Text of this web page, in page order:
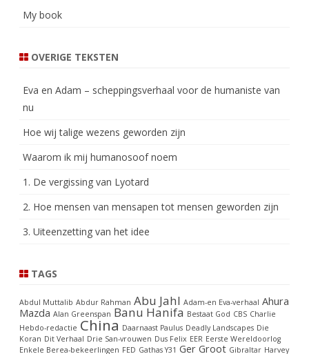
My book
OVERIGE TEKSTEN
Eva en Adam – scheppingsverhaal voor de humaniste van
nu
Hoe wij talige wezens geworden zijn
Waarom ik mij humanosoof noem
1. De vergissing van Lyotard
2. Hoe mensen van mensapen tot mensen geworden zijn
3. Uiteenzetting van het idee
TAGS
Abdul Muttalib Abdur Rahman Abu Jahl Adam-en Eva-verhaal Ahura
Mazda Alan Greenspan Banu Hanifa Bestaat God CBS Charlie
Hebdo-redactie China Daarnaast Paulus Deadly Landscapes Die
Koran Dit Verhaal Drie San-vrouwen Dus Felix EER Eerste Wereldoorlog
Enkele Berea-bekeerlingen FED Gathas Y31 Ger Groot Gibraltar Harvey